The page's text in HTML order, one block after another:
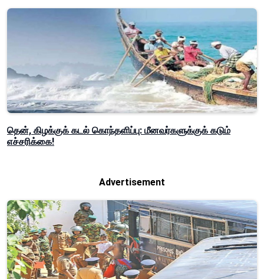
தென், கிழக்குக் கடல் கொந்தளிப்பு: மீனவர்களுக்குக் கடும்
எச்சரிக்கை!
Advertisement